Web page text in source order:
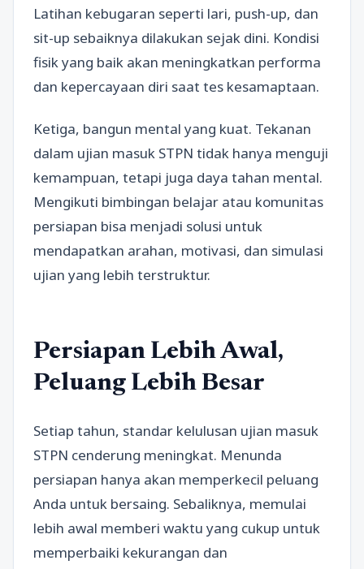
Latihan kebugaran seperti lari, push-up, dan
sit-up sebaiknya dilakukan sejak dini. Kondisi
fisik yang baik akan meningkatkan performa
dan kepercayaan diri saat tes kesamaptaan.
Ketiga, bangun mental yang kuat. Tekanan
dalam ujian masuk STPN tidak hanya menguji
kemampuan, tetapi juga daya tahan mental.
Mengikuti bimbingan belajar atau komunitas
persiapan bisa menjadi solusi untuk
mendapatkan arahan, motivasi, dan simulasi
ujian yang lebih terstruktur.
Persiapan Lebih Awal,
Peluang Lebih Besar
Setiap tahun, standar kelulusan ujian masuk
STPN cenderung meningkat. Menunda
persiapan hanya akan memperkecil peluang
Anda untuk bersaing. Sebaliknya, memulai
lebih awal memberi waktu yang cukup untuk
memperbaiki kekurangan dan